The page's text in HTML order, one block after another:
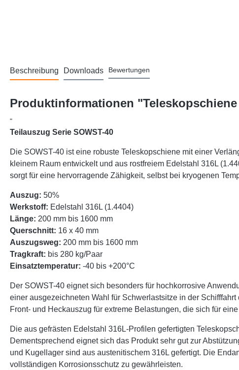
Beschreibung Downloads Bewertungen
Produktinformationen
"
Teilauszug Serie SOWST-40
Die SOWST-40 ist eine robuste Teleskopschiene mit einer
kleinem Raum entwickelt und aus rostfreiem Edelstahl 316L
sorgt für eine hervorragende Zähigkeit, selbst bei kryogenen
Auszug: 50%
Werkstoff: Edelstahl 316L (1.4404)
Länge: 200 mm bis 1600 mm
Querschnitt: 16 x 40 mm
Auszugsweg: 200 mm bis 1600 mm
Tragkraft: bis 280 kg/Paar
Einsatztemperatur: -40 bis +200°C
Der SOWST-40 eignet sich besonders für hochkorrosive
einer ausgezeichneten Wahl für Schwerlastsitze in der
Front- und Heckauszug für extreme Belastungen, die sich für
Die aus gefrästen Edelstahl 316L-Profilen gefertigten
Dementsprechend eignet sich das Produkt sehr gut zur
und Kugellager sind aus austenitischem 316L gefertigt. Die
vollständigen Korrosionsschutz zu gewährleisten.